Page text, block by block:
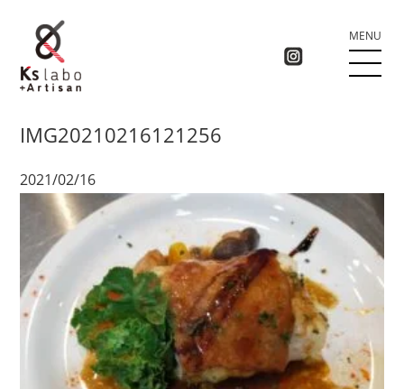
MENU
IMG20210216121256
2021/02/16